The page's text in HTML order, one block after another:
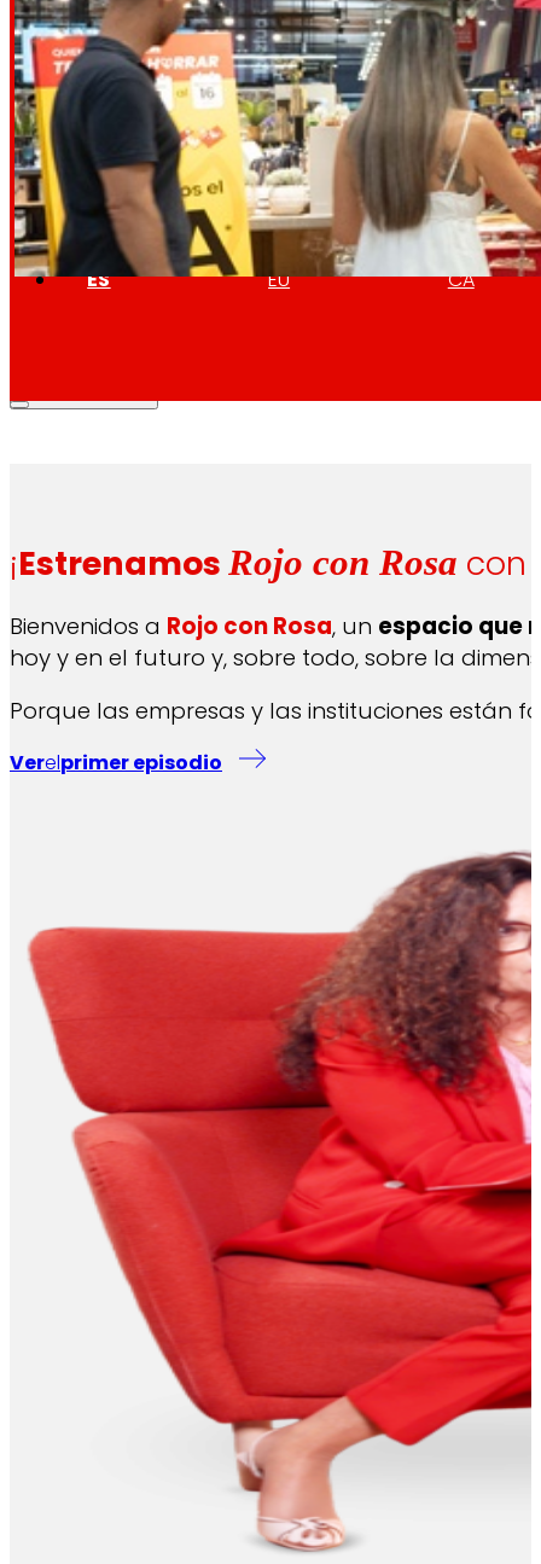
Exploramos nuevas formas de conectar
Memorias
ES EU CA
¡Estrenamos Rojo con Rosa con
Bienvenidos a Rojo con Rosa, un espacio que
hoy y en el futuro y, sobre todo, sobre la
Porque las empresas y las instituciones están
Verelprimer episodio